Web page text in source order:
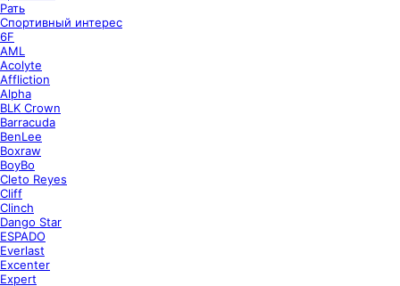
Рать
Спортивный интерес
6F
AML
Acolyte
Affliction
Alpha
BLK Crown
Barracuda
BenLee
Boxraw
BoyBo
Cleto Reyes
Cliff
Clinch
Dango Star
ESPADO
Everlast
Excenter
Expert